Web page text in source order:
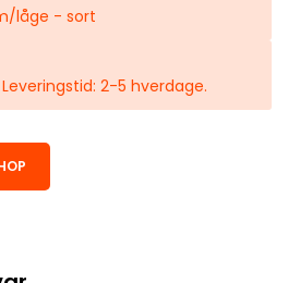
låge - sort
2-5 hverdage.